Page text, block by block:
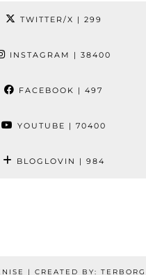
TWITTER/X | 299
INSTAGRAM | 38400
FACEBOOK | 497
YOUTUBE | 70400
BLOGLOVIN | 984
| CREATED BY: